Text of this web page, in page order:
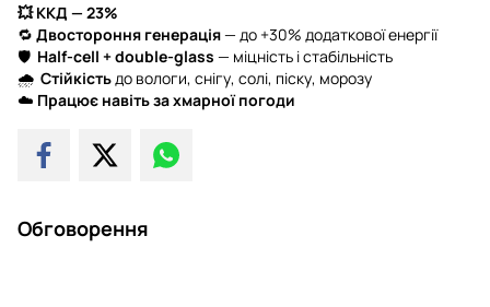
💥 ККД — 23%
🔁 Двостороння генерація— до +30% додаткової енергії
🛡 Half-cell + double-glass — міцність і стабільність
🌧 Стійкість до вологи, снігу, солі, піску, морозу
☁️ Працює навіть за хмарної погоди
Обговорення